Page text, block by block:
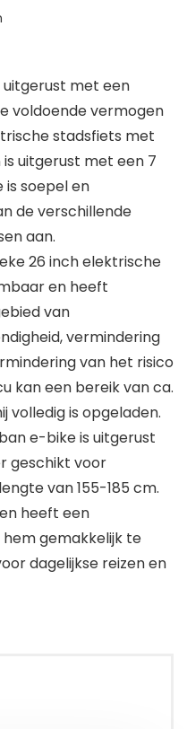
uitgerust met een
voldoende vermogen
stadsfiets met
uitgerust met een 7
is soepel en
de verschillende
aan.
26 inch elektrische
en heeft
van
vermindering
van het risico
kan een bereik van ca.
volledig is opgeladen.
e-bike is uitgerust
geschikt voor
van 155-185 cm.
heeft een
gemakkelijk te
dagelijkse reizen en